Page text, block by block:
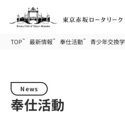
TOP 最新情報 奉仕活動 青少年交換
News
奉仕活動